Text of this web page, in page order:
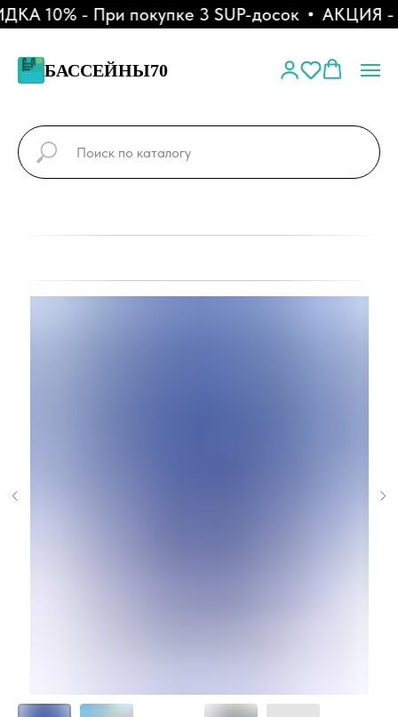
10% - При покупке 3 SUP-досок АКЦИЯ -
БАССЕЙНЫ70